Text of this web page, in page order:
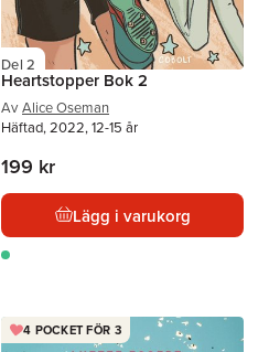
Del 2
Heartstopper Bok 2
Av Alice Oseman
Häftad, 2022, 12-15 år
199 kr
Lägg i varukorg
4 POCKET FÖR 3